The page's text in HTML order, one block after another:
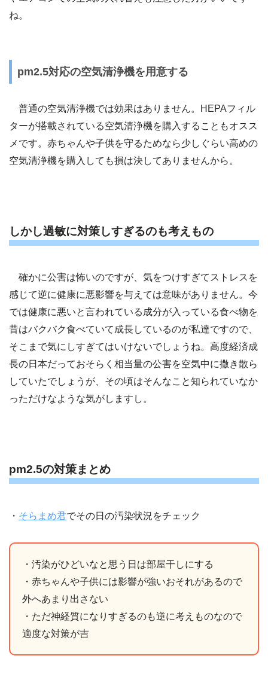
ね。
pm2.5対応の空気清浄機を用意する
普通の空気清浄機では効果はありません。HEPAフィル
ターが搭載されている空気清浄機を購入することもオスス
メです。赤ちゃんや子供を守るためなら少しぐらい高めの
空気清浄機を購入しても損は決してありませんから。
しかし過敏に対策しすぎるのも考えもの
確かに公害は怖いのですが、気をつけすぎてストレスを
感じて逆に健康に悪影響を与えては意味がありません。今
では健康に悪いと言われている成分が入っている食べ物を
昔はバクバク食べていて成長しているのが私達ですので、
そこまで気にしすぎてはいけないでしょうね。高度経済成
長の日本だっておそらく相当量の公害を空気中に撒き散ら
していたでしょうが、その頃はそんなこと知られていなか
っただけなような気がしますし。
pm2.5の対策まとめ
・ そらまめ君でその日の汚染状況をチェック
・汚染がひどいなと思う日は部屋干しにする
・赤ちゃんや子供には影響が強いおそれがあるので
外へあまり出さない
・ただ神経質になりすぎるのも逆に考えものなので
適度な対策が吉